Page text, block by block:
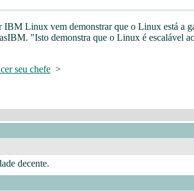
Linux vem demonstrar que o Linux está a
"Isto demonstra que o Linux é escalável
seu chefe >
decente.